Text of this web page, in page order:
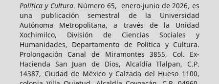
Política y Cultura. Número 65, enero-junio de 2026, es
una publicación semestral de la Universidad
Autónoma Metropolitana, a través de la Unidad
Xochimilco, División de Ciencias Sociales y
Humanidades, Departamento de Política y Cultura.
Prolongación Canal de Miramontes 3855, Col. Ex-
Hacienda San Juan de Dios, Alcaldía Tlalpan, C.P.
14387, Ciudad de México y Calzada del Hueso 1100,